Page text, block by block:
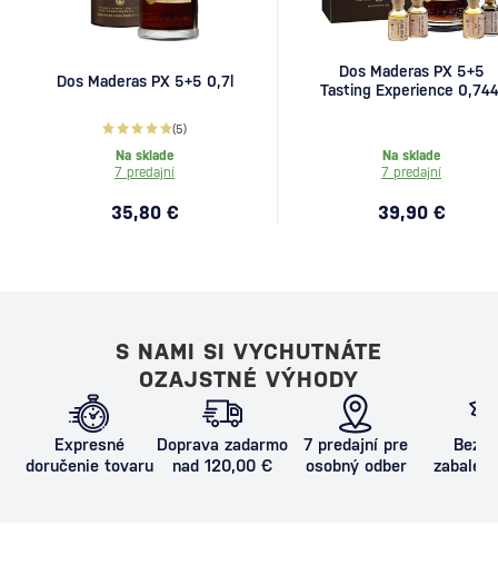
Dos Maderas PX 5+5 0,7l
(5)
Na sklade
7 predajní
35,80 €
Dos Maderas PX 5+5
Tasting Experience
Na sklade
7 predajní
39,90 €
S NAMI SI VYCHUTNÁTE
OZAJSTNÉ VÝHODY
Expresné
doručenie tovaru
Doprava zadarmo
nad 120,00 €
7 predajní pre
osobný odber